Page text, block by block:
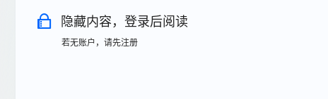
隐藏内容，登录后阅读
若无账户，请先注册